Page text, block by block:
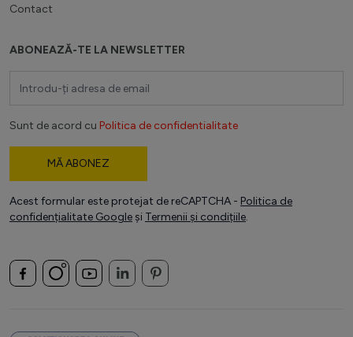
Contact
ABONEAZĂ-TE LA NEWSLETTER
Sunt de acord cu Politica de confidentialitate
MĂ ABONEZ
Acest formular este protejat de reCAPTCHA - Politica de
confidențialitate Google și Termenii și condițiile.